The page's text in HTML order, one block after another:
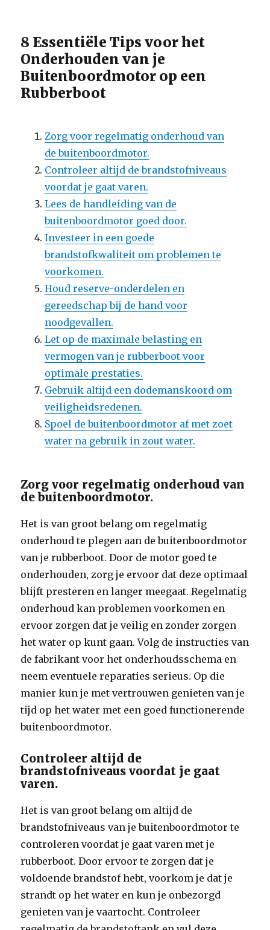
8 Essentiële Tips voor het
Onderhouden van je
Buitenboordmotor op een
Rubberboot
Zorg voor regelmatig onderhoud van
de buitenboordmotor.
Controleer altijd de brandstofniveaus
voordat je gaat varen.
Lees de handleiding van de
buitenboordmotor goed door.
Investeer in een goede
brandstofkwaliteit om problemen te
voorkomen.
Houd reserve-onderdelen en
gereedschap bij de hand voor
noodgevallen.
Let op de maximale belasting en
vermogen van je rubberboot voor
optimale prestaties.
Gebruik altijd een dodemanskoord om
veiligheidsredenen.
Spoel de buitenboordmotor af met zoet
water na gebruik in zout water.
Zorg voor regelmatig onderhoud van
de buitenboordmotor.
Het is van groot belang om regelmatig
onderhoud te plegen aan de buitenboordmotor
van je rubberboot. Door de motor goed te
onderhouden, zorg je ervoor dat deze optimaal
blijft presteren en langer meegaat. Regelmatig
onderhoud kan problemen voorkomen en
ervoor zorgen dat je veilig en zonder zorgen
het water op kunt gaan. Volg de instructies van
de fabrikant voor het onderhoudsschema en
neem eventuele reparaties serieus. Op die
manier kun je met vertrouwen genieten van je
tijd op het water met een goed functionerende
buitenboordmotor.
Controleer altijd de
brandstofniveaus voordat je gaat
varen.
Het is van groot belang om altijd de
brandstofniveaus van je buitenboordmotor te
controleren voordat je gaat varen met je
rubberboot. Door ervoor te zorgen dat je
voldoende brandstof hebt, voorkom je dat je
strandt op het water en kun je onbezorgd
genieten van je vaartocht. Controleer